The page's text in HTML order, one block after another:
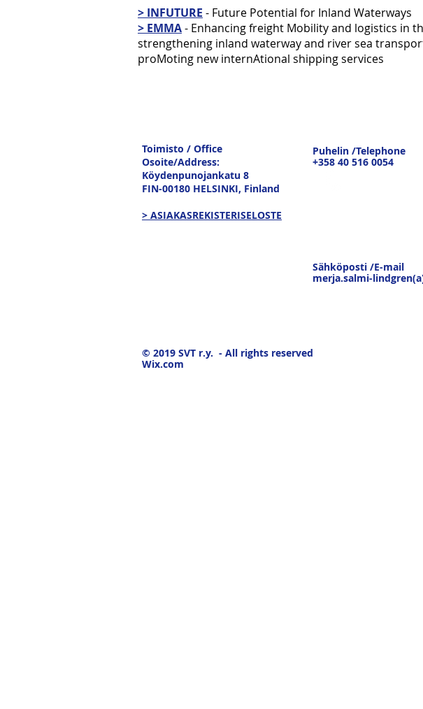
> INFUTURE - Future Potential for Inland Waterways
> EMMA- Enhancing freight Mobility and logistics in
strengthening inland waterway and river sea
proMoting new internAtional shipping services
Toimisto / Office
Osoite/Address:
Köydenpunojankatu 8
FIN-00180 HELSINKI, Finland
> ASIAKASREKISTERISELOSTE
Puhelin /Telephone
+358 40 516 0054
Sähköposti /E-mail
merja.salmi-
© 2019 SVT r.y. - All rights reserved
Wix.com